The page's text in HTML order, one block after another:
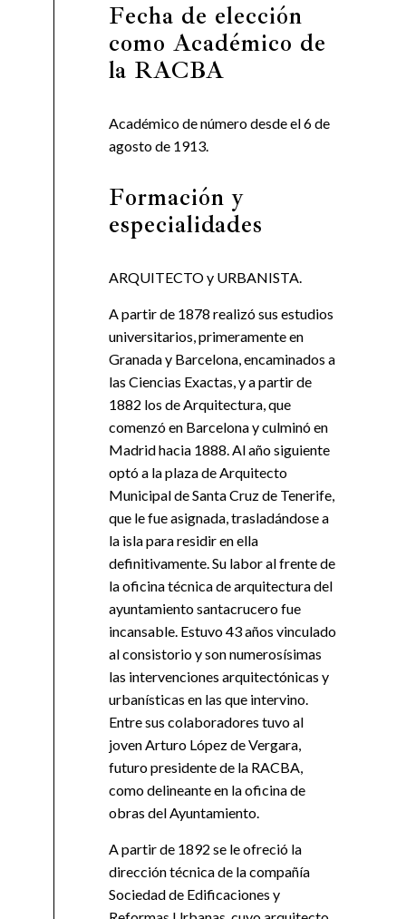
Fecha de elección
como Académico de
la RACBA
Académico de número desde el 6 de
agosto de 1913.
Formación y
especialidades
ARQUITECTO y URBANISTA.
A partir de 1878 realizó sus estudios
universitarios, primeramente en
Granada y Barcelona, encaminados a
las Ciencias Exactas, y a partir de
1882 los de Arquitectura, que
comenzó en Barcelona y culminó en
Madrid hacia 1888. Al año siguiente
optó a la plaza de Arquitecto
Municipal de Santa Cruz de Tenerife,
que le fue asignada, trasladándose a
la isla para residir en ella
definitivamente. Su labor al frente de
la oficina técnica de arquitectura del
ayuntamiento santacrucero fue
incansable. Estuvo 43 años vinculado
al consistorio y son numerosísimas
las intervenciones arquitectónicas y
urbanísticas en las que intervino.
Entre sus colaboradores tuvo al
joven Arturo López de Vergara,
futuro presidente de la RACBA,
como delineante en la oficina de
obras del Ayuntamiento.
A partir de 1892 se le ofreció la
dirección técnica de la compañía
Sociedad de Edificaciones y